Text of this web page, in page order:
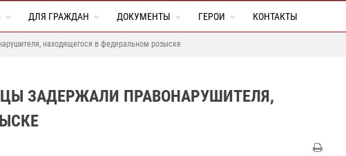
ДЛЯ ГРАЖДАН ДОКУМЕНТЫ ГЕРОИ КОНТАКТЫ
находящегося в федеральном розыске
ЗАДЕРЖАЛИ ПРАВОНАРУШИТЕЛЯ,